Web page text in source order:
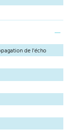
de l'écho